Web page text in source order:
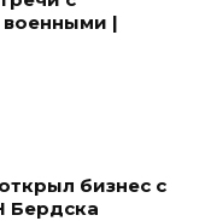
|
бизнес с
Бердска